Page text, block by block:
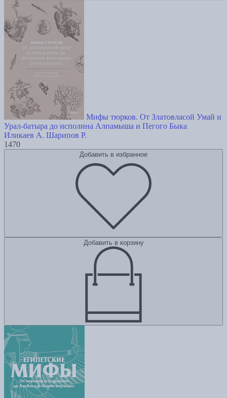
Мифы тюрков. От Златовласой Умай и
Урал-батыра до исполина Алпамыша и Пегого Быка
Иликаев А. Шарипов Р.
1470
Добавить в избранное
Добавить в корзину